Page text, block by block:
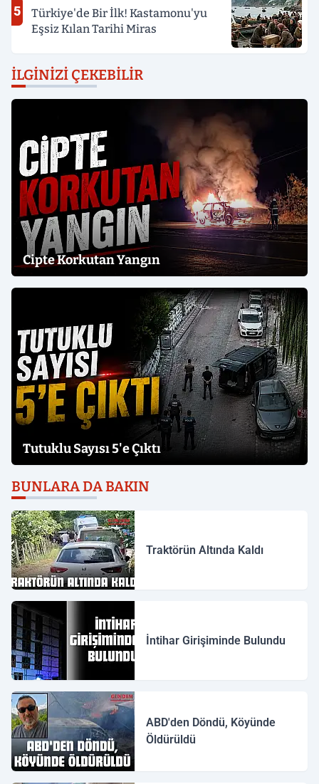
5
Türkiye'de Bir İlk! Kastamonu'yu
Eşsiz Kılan Tarihi Miras
İLGINIZI ÇEKEBILIR
Cipte Korkutan Yangın
Tutuklu Sayısı 5'e Çıktı
BUNLARA DA BAKIN
Traktörün Altında Kaldı
İntihar Girişiminde Bulundu
ABD'den Döndü, Köyünde
Öldürüldü